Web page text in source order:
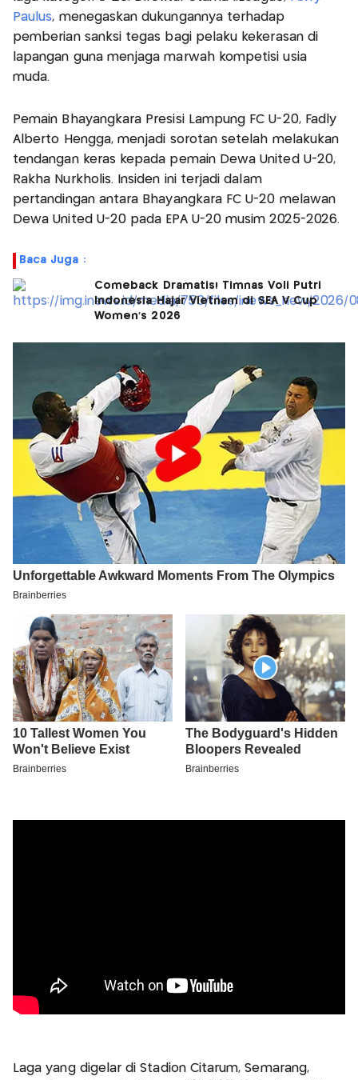
Paulus, menegaskan dukungannya terhadap
pemberian sanksi tegas bagi pelaku kekerasan di
lapangan guna menjaga marwah kompetisi usia
muda.
Pemain Bhayangkara Presisi Lampung FC U-20, Fadly
Alberto Hengga, menjadi sorotan setelah melakukan
tendangan keras kepada pemain Dewa United U-20,
Rakha Nurkholis. Insiden ini terjadi dalam
pertandingan antara Bhayangkara FC U-20 melawan
Dewa United U-20 pada EPA U-20 musim 2025-2026.
Baca Juga :
Comeback Dramatis! Timnas Voli Putri
Indonesia Hajar Vietnam di SEA V Cup
Women's 2026
Laga yang digelar di Stadion Citarum, Semarang,